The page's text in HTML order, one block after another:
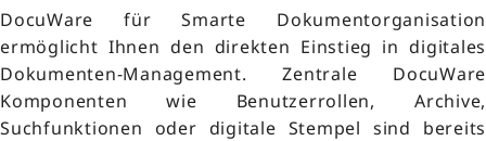
DocuWare für Smarte Dokumentorganisation
ermöglicht Ihnen den direkten Einstieg in digitales
Dokumenten-Management. Zentrale DocuWare
Komponenten wie Benutzerrollen, Archive,
Suchfunktionen oder digitale Stempel sind bereits